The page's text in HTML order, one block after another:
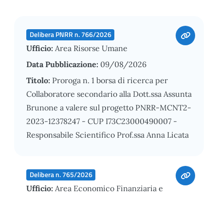
Delibera PNRR n. 766/2026
Ufficio: Area Risorse Umane
Data Pubblicazione: 09/08/2026
Titolo: Proroga n. 1 borsa di ricerca per
Collaboratore secondario alla Dott.ssa Assunta
Brunone a valere sul progetto PNRR-MCNT2-
2023-12378247 - CUP I73C23000490007 -
Responsabile Scientifico Prof.ssa Anna Licata
Delibera n. 765/2026
Ufficio: Area Economico Finanziaria e